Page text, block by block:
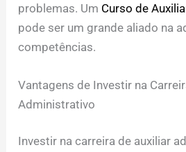
problemas. Um Curso de
pode ser um grande aliado na
competências.
Vantagens de Investir na
Administrativo
Investir na carreira de auxiliar